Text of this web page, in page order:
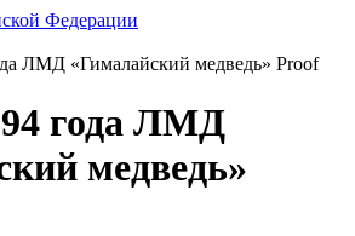
Федерации
ЛМД «Гималайский медведь» Proof
года ЛМД
медведь»